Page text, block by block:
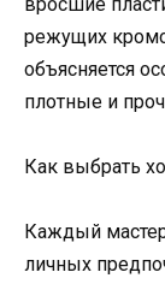
режущих
объясняется
плотные и
Как выбрать
Каждый
личных